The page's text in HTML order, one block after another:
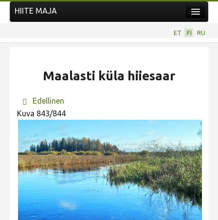
HIITE MAJA
ET FI RU
Maalasti küla hiiesaar
Edellinen
Kuva 843/844